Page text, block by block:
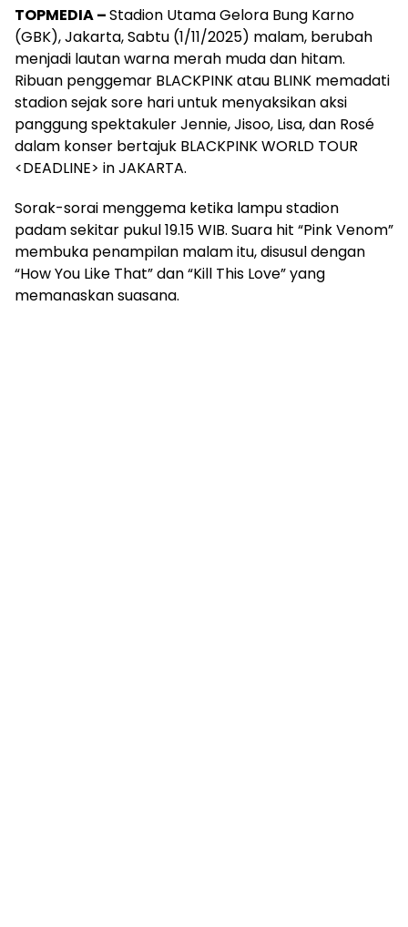
TOPMEDIA –Stadion Utama Gelora Bung Karno
(GBK), Jakarta, Sabtu (1/11/2025) malam, berubah
menjadi lautan warna merah muda dan hitam.
Ribuan penggemar BLACKPINK atau BLINK memadati
stadion sejak sore hari untuk menyaksikan aksi
panggung spektakuler Jennie, Jisoo, Lisa, dan Rosé
dalam konser bertajuk BLACKPINK WORLD TOUR
<DEADLINE> in JAKARTA.
Sorak-sorai menggema ketika lampu stadion
padam sekitar pukul 19.15 WIB. Suara hit “Pink Venom”
membuka penampilan malam itu, disusul dengan
“How You Like That” dan “Kill This Love” yang
memanaskan suasana.